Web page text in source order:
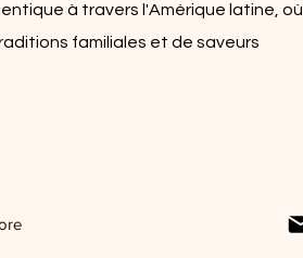
à travers l'Amérique latine, où
familiales et de saveurs